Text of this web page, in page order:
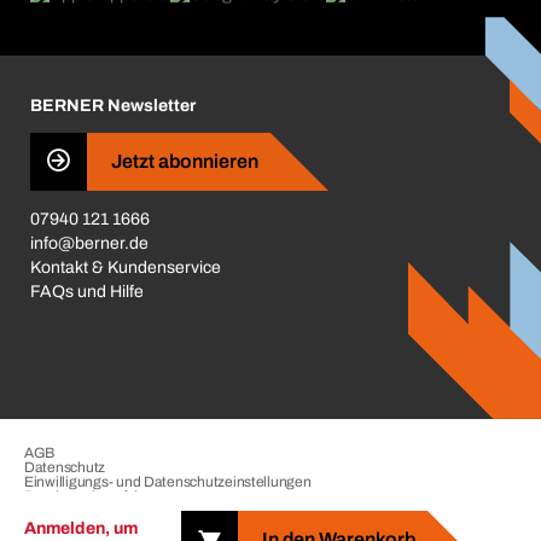
Anmelden, um
Aktionsübersicht
Business Conduct
BERNER Newsletter
Jetzt abonnieren
07940 121 1666
info@berner.de
Kontakt & Kundenservice
FAQs und Hilfe
AGB
Datenschutz
Einwilligungs- und Datenschutzeinstellungen
Beschwerdeverfahren